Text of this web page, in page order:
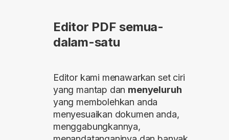
Editor PDF semua-
dalam-satu
Editor kami menawarkan set ciri
yang mantap dan menyeluruh
yang membolehkan anda
menyesuaikan dokumen anda,
menggabungkannya,